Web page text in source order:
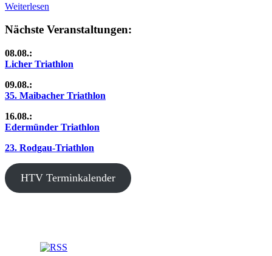
Weiterlesen
Nächste Veranstaltungen:
08.08.:
Licher Triathlon
09.08.:
35. Maibacher Triathlon
16.08.:
Edermünder Triathlon
23. Rodgau-Triathlon
HTV Terminkalender